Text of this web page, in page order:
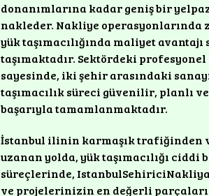
donanımlarına kadar geniş bir
nakleder. Nakliye operasyonlarında
yük taşımacılığında maliyet
taşımaktadır. Sektördeki
sayesinde, iki şehir arasındaki
taşımacılık süreci güvenilir, planlı
başarıyla tamamlanmaktadır.
İstanbul ilinin karmaşık trafiğinden
uzanan yolda, yük taşımacılığı
süreçlerinde,
ve projelerinizin en değerli